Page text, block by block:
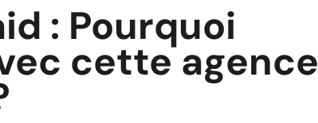
: Pourquoi
cette agence